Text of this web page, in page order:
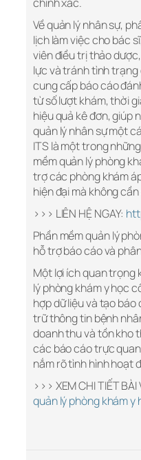
Về quản lý nhân sự,
lịch làm việc cho bác
viên điều trị thảo
lực và tránh tình
cung cấp báo cáo
từ số lượt khám, thời
hiệu quả kê đơn, giúp
quản lý nhân sự một
ITS là một trong
mềm quản lý phòng
trợ các phòng khám
hiện đại mà không
>>> LIÊN HỆ NGAY:
Phần mềm quản lý
hỗ trợ báo cáo và
Một lợi ích quan trọng
lý phòng khám y học
hợp dữ liệu và tạo
trữ thông tin bệnh
doanh thu và tồn kho
các báo cáo trực
nắm rõ tình hình hoạt
>>> XEM CHI TIẾT BÀI
quản lý phòng khám